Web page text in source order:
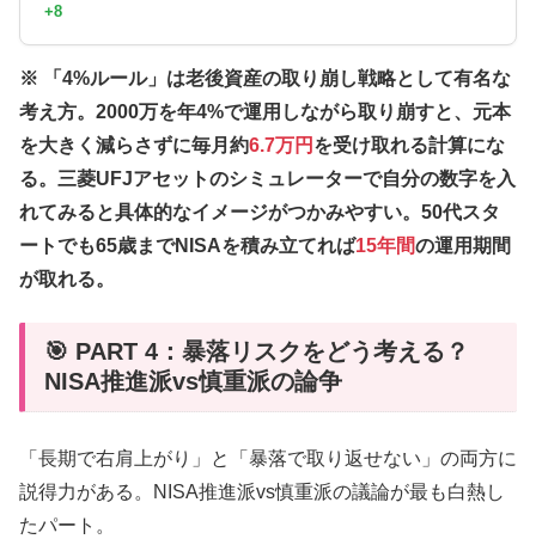
+8
※ 「4%ルール」は老後資産の取り崩し戦略として有名な
考え方。2000万を年4%で運用しながら取り崩すと、元本
を大きく減らさずに毎月約6.7万円 を受け取れる計算にな
る。三菱UFJアセットのシミュレーターで自分の数字を入
れてみると具体的なイメージがつかみやすい。50代スタ
ートでも65歳までNISAを積み立てれば15年間の運用期間
が取れる。
🎯 PART 4：暴落リスクをどう考える？
NISA推進派vs慎重派の論争
「長期で右肩上がり」と「暴落で取り返せない」の両方に
説得力がある。NISA推進派vs慎重派の議論が最も白熱し
たパート。